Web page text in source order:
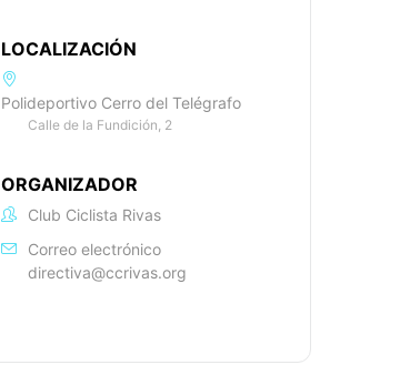
LOCALIZACIÓN
Polideportivo Cerro del Telégrafo
Calle de la Fundición, 2
ORGANIZADOR
Club Ciclista Rivas
Correo electrónico
directiva@ccrivas.org